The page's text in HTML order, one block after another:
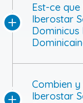
Est-ce
Iberostar
Dominicus
Combien
Iberostar